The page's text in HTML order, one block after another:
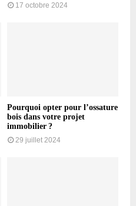
17 octobre 2024
Pourquoi opter pour l’ossature
bois dans votre projet
immobilier ?
29 juillet 2024